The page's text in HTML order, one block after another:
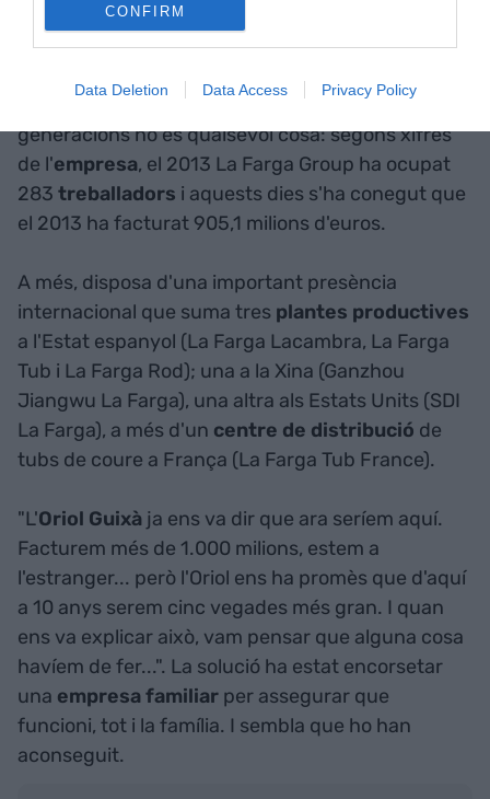
CONFIRM
Data Deletion Data Access Privacy Policy
incorporació.
La Fundació La Farga
I és que l'herència que rebran les futures
generacions no és qualsevol cosa: segons xifres
de l'empresa, el 2013 La Farga Group ha ocupat
283 treballadors i aquests dies s'ha conegut que
el 2013 ha facturat 905,1 milions d'euros.
A més, disposa d'una important presència
internacional que suma tres plantes productives
a l'Estat espanyol (La Farga Lacambra, La Farga
Tub i La Farga Rod); una a la Xina (Ganzhou
Jiangwu La Farga), una altra als Estats Units (SDI
La Farga), a més d'un centre de distribució de
tubs de coure a França (La Farga Tub France).
"L'Oriol Guixà ja ens va dir que ara seríem aquí.
Facturem més de 1.000 milions, estem a
l'estranger... però l'Oriol ens ha promès que d'aquí
a 10 anys serem cinc vegades més gran. I quan
ens va explicar això, vam pensar que alguna cosa
havíem de fer...". La solució ha estat encorsetar
una empresa familiar per assegurar que
funcioni, tot i la família. I sembla que ho han
aconseguit.